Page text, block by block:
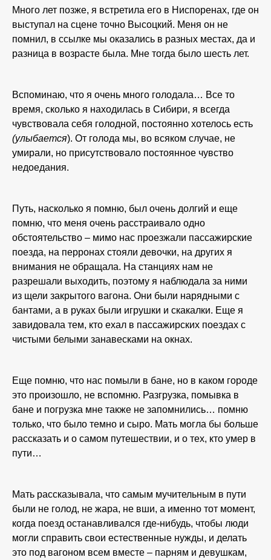
Много лет позже, я встретила его в Ниспоренах, где он
выступал на сцене точно Высоцкий. Меня он не
помнил, в ссылке мы оказались в разных местах, да и
разница в возрасте была. Мне тогда было шесть лет.
Вспоминаю, что я очень много голодала… Все то
время, сколько я находилась в Сибири, я всегда
чувствовала себя голодной, постоянно хотелось есть
(улыбается). От голода мы, во всяком случае, не
умирали, но присутствовало постоянное чувство
недоедания.
Путь, насколько я помню, был очень долгий и еще
помню, что меня очень расстраивало одно
обстоятельство – мимо нас проезжали пассажирские
поезда, на перронах стояли девочки, на других я
внимания не обращала. На станциях нам не
разрешали выходить, поэтому я наблюдала за ними
из щели закрытого вагона. Они были нарядными с
бантами, а в руках были игрушки и скакалки. Еще я
завидовала тем, кто ехал в пассажирских поездах с
чистыми белыми занавесками на окнах.
Еще помню, что нас помыли в бане, но в каком городе
это произошло, не вспомню. Разгрузка, помывка в
бане и погрузка мне также не запомнились… помню
только, что было темно и сыро. Мать могла бы больше
рассказать и о самом путешествии, и о тех, кто умер в
пути…
Мать рассказывала, что самым мучительным в пути
были не голод, не жара, не вши, а именно тот момент,
когда поезд останавливался где-нибудь, чтобы люди
могли справить свои естественные нужды, и делать
это под вагоном всем вместе – парням и девушкам,